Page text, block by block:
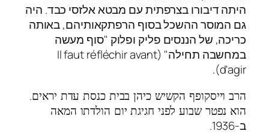
היתה דיבורו בצרפתית עם מבטא אלזסי כבד. היה
גם המוסר ההשכל בסוף הרפתקאותיהם, באותה
כריכה, של הננסים פליק ופלוק "סוף מעשה
במחשבה תחילה" (Il faut réfléchir avant
d'agir).
הרב וייסקופף הקשיש כיהן בבית כנסת עדת יראים.
הוא נפטר שבוע לפני חגיגת יום הולדתו המאה
ב-1936.